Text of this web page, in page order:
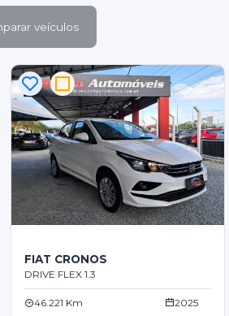
veículos
FIAT CRONOS
DRIVE FLEX 1.3
46.221 Km
2025